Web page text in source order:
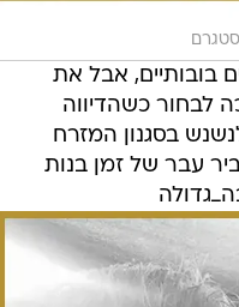
בובותיים, אבל את
לבחור כשהדיווה
בסגנון המזרח
עבר של זמן בנות